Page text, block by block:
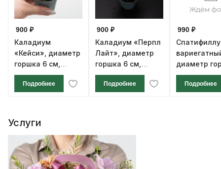
900 ₽
Каладиум
«Кейси», диаметр
горшка 6 см,
высота 12 см
Подробнее
900 ₽
Каладиум «Перпл
Лайт», диаметр
горшка 6 см,
высота 12 см
Подробнее
990 ₽
диаметр
см, высота
Подробнее
Услуги